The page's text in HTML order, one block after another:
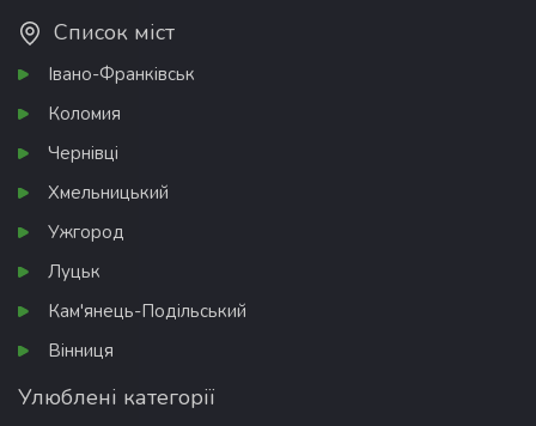
Список міст
Івано-Франківськ
Коломия
Чернівці
Хмельницький
Ужгород
Луцьк
Кам'янець-Подільський
Вінниця
Улюблені категорії